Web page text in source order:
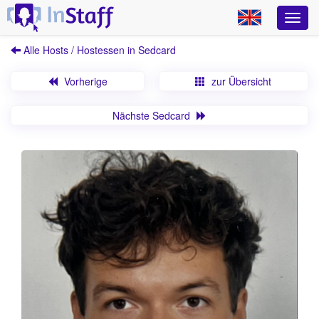
Alle Hosts / Hostessen in Sedcard
Vorherige zur Übersicht
Nächste Sedcard